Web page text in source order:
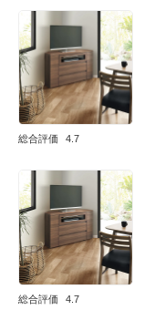
総合評価 4.7
総合評価 4.7